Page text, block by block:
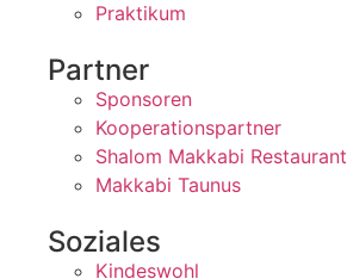
Praktikum
Partner
Sponsoren
Kooperationspartner
Shalom Makkabi Restaurant
Makkabi Taunus
Soziales
Kindeswohl